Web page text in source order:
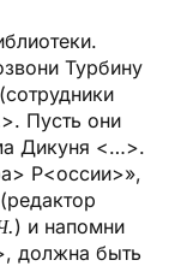
Турбину
Пусть они
Дикуня <…>.
Р<оссии>»,
) и напомни
должна быть